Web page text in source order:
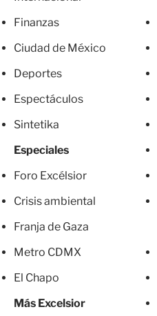
Finanzas
Ciudad de México
Deportes
Espectáculos
Sintetika
Especiales
Foro Excélsior
Crisis ambiental
Franja de Gaza
Metro CDMX
El Chapo
Más Excelsior